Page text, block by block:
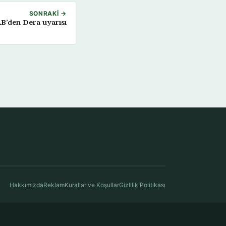
SONRAKI →
Dera uyarısı
HakkımızdaReklamKurallar ve KoşullarGizlilik Politikası